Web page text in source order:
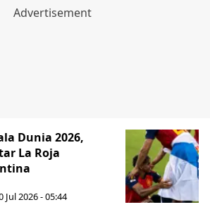
Dunia 2026,
La Roja
Jul 2026 - 05:44